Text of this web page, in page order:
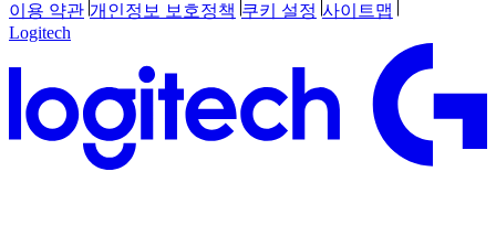
이용 약관 개인정보 보호정책 쿠키 설정 사이트맵
Logitech